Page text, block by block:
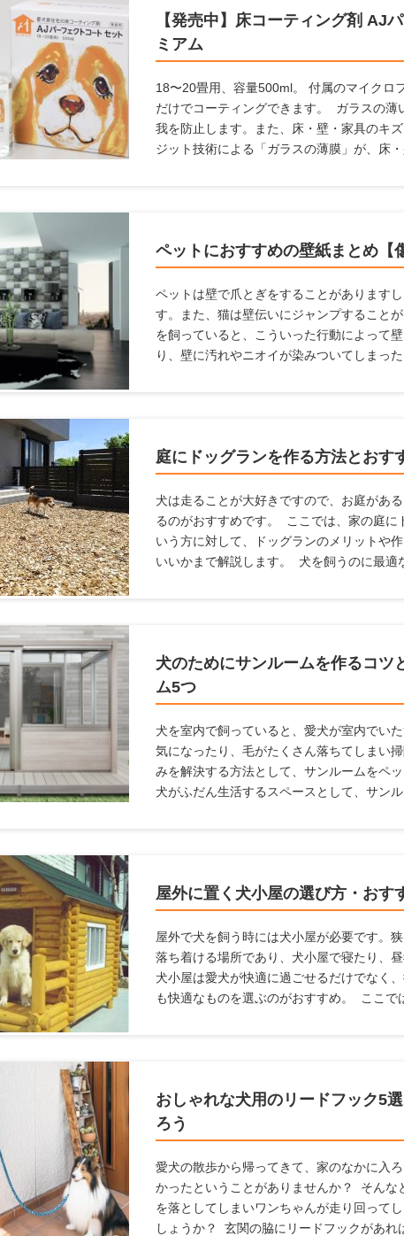
【発売中】床コーティング剤 AJ
ミアム
18〜20畳用、容量500ml。 付属のマイクロ
だけでコーティングできます。 ガラスの薄
我を防止します。また、床・壁・家具のキ
ジット技術による「ガラスの薄膜」が、床
ペットにおすすめの壁紙まとめ【
ペットは壁で爪とぎをすることがあります
す。また、猫は壁伝いにジャンプすること
を飼っていると、こういった行動によって
り、壁に汚れやニオイが染みついてしまっ
庭にドッグランを作る方法とおす
犬は走ることが大好きですので、お庭があ
るのがおすすめです。 ここでは、家の庭に
いう方に対して、ドッグランのメリットや
いいかまで解説します。 犬を飼うのに最適
犬のためにサンルームを作るコツ
ム5つ
犬を室内で飼っていると、愛犬が室内でい
気になったり、毛がたくさん落ちてしまい
みを解決する方法として、サンルームをペ
犬がふだん生活するスペースとして、サン
します。
屋外に置く犬小屋の選び方・おす
屋外で犬を飼う時には犬小屋が必要です。
落ち着ける場所であり、犬小屋で寝たり、
犬小屋は愛犬が快適に過ごせるだけでなく
も快適なものを選ぶのがおすすめ。 ここで
おしゃれな犬用のリードフック5
ろう
愛犬の散歩から帰ってきて、家のなかに入
かったということがありませんか？ そんな
を落としてしまいワンちゃんが走り回って
しょうか？ 玄関の脇にリードフックがあれ